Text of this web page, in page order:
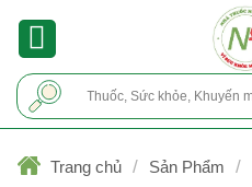
Trang chủ / Sản Phẩm /